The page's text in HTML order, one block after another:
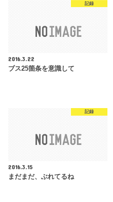
記録
2016.3.22
ブス25箇条を意識して
記録
2016.3.15
まだまだ、ぶれてるね